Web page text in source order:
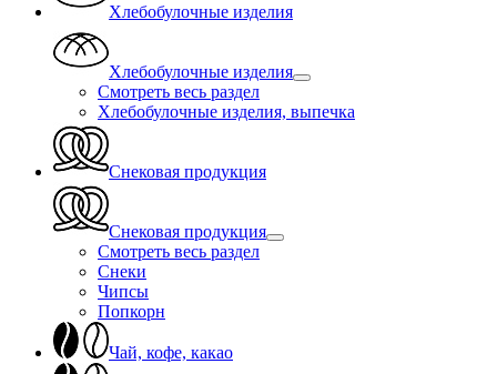
Хлебобулочные изделия
Хлебобулочные изделия
Смотреть весь раздел
Хлебобулочные изделия, выпечка
Снековая продукция
Снековая продукция
Смотреть весь раздел
Снеки
Чипсы
Попкорн
Чай, кофе, какао